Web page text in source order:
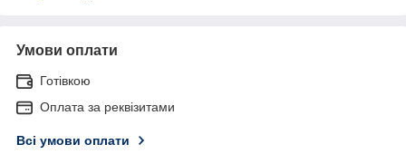
Умови оплати
Готівкою
Оплата за реквізитами
Всі умови оплати